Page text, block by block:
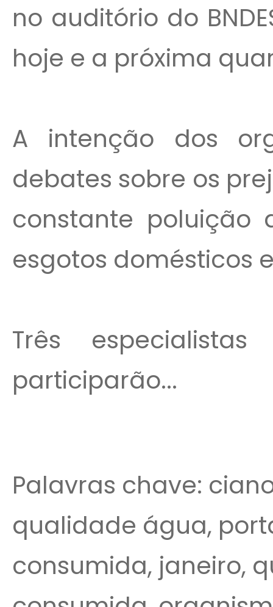
no auditório do
hoje e a próxima
A intenção dos
debates sobre os
constante poluição
esgotos domésticos
Três
participarão...
Palavras chave:
qualidade água,
consumida, janeiro,